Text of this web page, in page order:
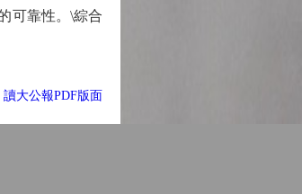
可靠性。\綜合
讀大公報PDF版面